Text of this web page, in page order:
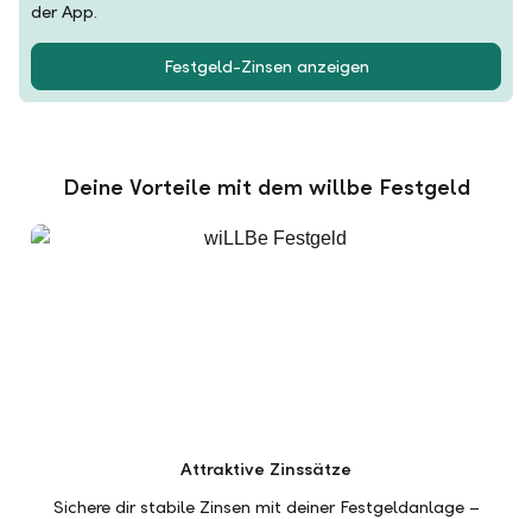
der App.
Festgeld-Zinsen anzeigen
Deine Vorteile mit dem willbe Festgeld
Attraktive Zinssätze
Sichere dir stabile Zinsen mit deiner Festgeldanlage –